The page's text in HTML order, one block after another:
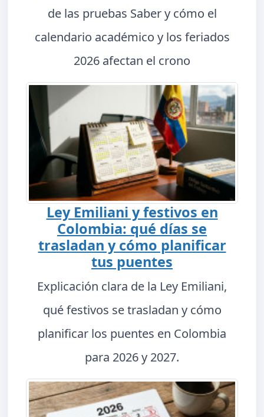
de las pruebas Saber y cómo el
calendario académico y los feriados
2026 afectan el crono
Ley Emiliani y festivos en
Colombia: qué días se
trasladan y cómo planificar
tus puentes
Explicación clara de la Ley Emiliani,
qué festivos se trasladan y cómo
planificar los puentes en Colombia
para 2026 y 2027.